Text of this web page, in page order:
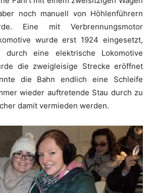
noch manuell von Höhlenführern
Eine mit Verbrennungsmotor
wurde erst 1924 eingesetzt,
eine elektrische Lokomotive
die zweigleisige Strecke eröffnet
die Bahn endlich eine Schleife
wieder auftretende Stau durch zu
damit vermieden werden.